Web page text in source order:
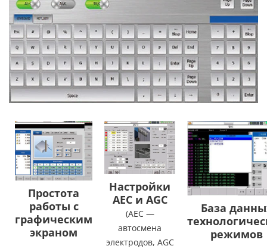
Простота
работы с
графическим
экраном
Настройки
AEC и AGC
(AEC —
автосмена
электродов, AGC
База
режимов